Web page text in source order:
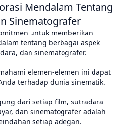
Mendalam Tentang
Sinematografer
untuk memberikan
tentang berbagai aspek
dan sinematografer.
elemen-elemen ini dapat
terhadap dunia sinematik.
dari setiap film, sutradara
dan sinematografer adalah
setiap adegan.